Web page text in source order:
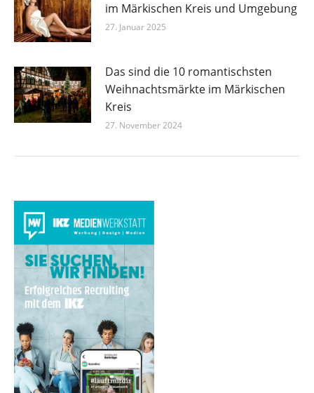
im Märkischen Kreis und Umgebung
27. Januar 2025
Das sind die 10 romantischsten
Weihnachtsmärkte im Märkischen
Kreis
27. November 2024